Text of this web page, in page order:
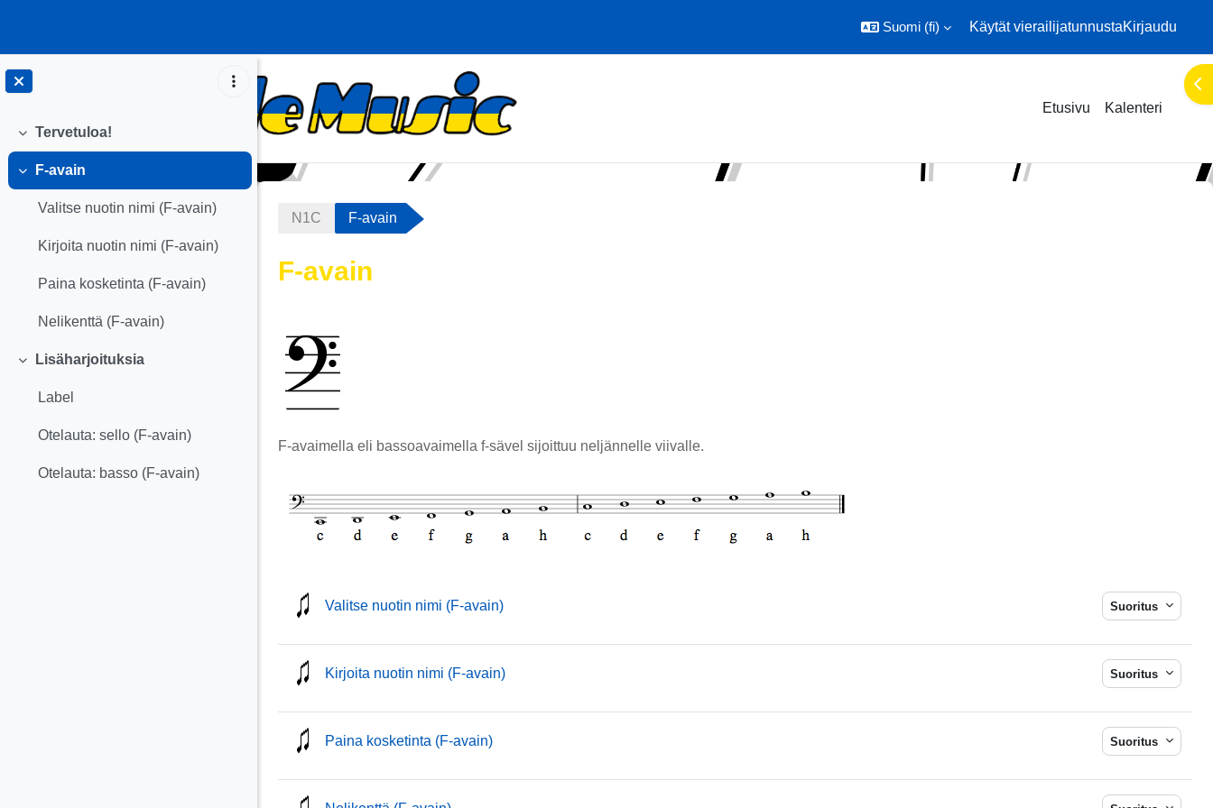
Suomi ‎(fi)‎ Käytät vierailijatunnustaKirjaudu
Etusivu Kalenteri
Tiivistä
Tervetuloa!
Tiivistä
F-avain
Valitse nuotin nimi (F-avain)
Kirjoita nuotin nimi (F-avain)
Paina kosketinta (F-avain)
Nelikenttä (F-avain)
Tiivistä
Lisäharjoituksia
Label
Otelauta: sello (F-avain)
Otelauta: basso (F-avain)
N1C F-avain
F-avain
Osion ääriviiva
F-avaimella eli bassoavaimella f-sävel sijoittuu neljännelle viivalle.
Valitse nuotin nimi (F-avain)mmusic Suoritus
Kirjoita nuotin nimi (F-avain)mmusic Suoritus
Paina kosketinta (F-avain)mmusic Suoritus